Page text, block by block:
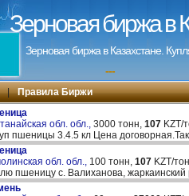
Зерновая биржа в
Зерновая биржа в Казахстане.
---
| Правила Биржи
обл. обл., 3000 тонн, 107 KZT/
пшеницы 3.4.5 кл Цена
обл. обл., 100 тонн, 107 KZT/
пшеницу с. Валиханова,